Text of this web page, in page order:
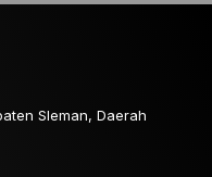
Sleman, Daerah